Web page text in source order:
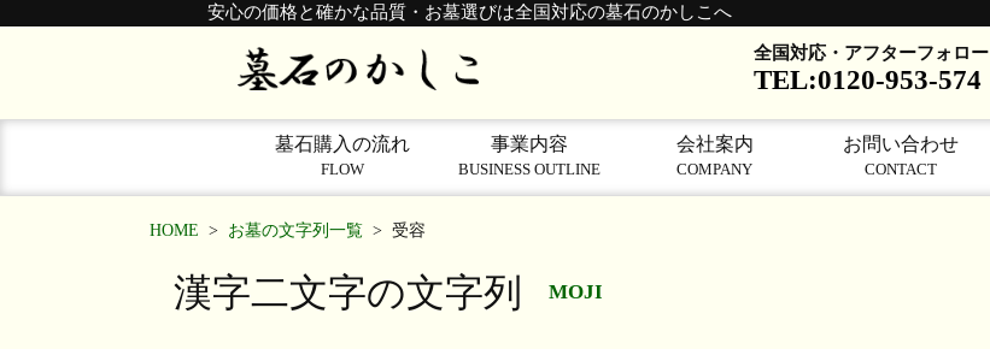
安心の価格と確かな品質・お墓選びは全国対応の墓石のかしこへ
全国対応・アフターフォロー
TEL:0120-953-574
墓石購入の流れ
FLOW
事業内容
BUSINESS OUTLINE
会社案内
COMPANY
お問い合わせ
CONTACT
HOME > お墓の文字列一覧 > 受容
漢字二文字の文字列 MOJI